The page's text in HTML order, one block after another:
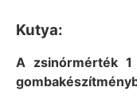
Kutya:
A zsinórmérték